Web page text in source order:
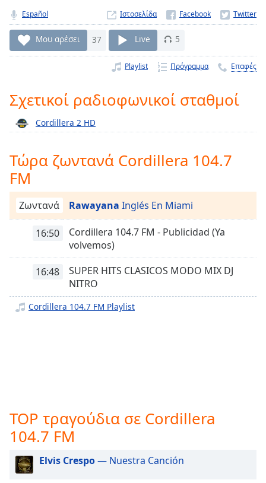
currently
behind
liveLIVE
Remaining
Time-
Playback
Chapters
Descriptions
descriptions
off,
selected
subtitles
opens
Track
Picture-
Picture
Fullscreen
Español Ιστοσελίδα
Μου αρέσει 37 Live 5
Playlist Πρόγραμμα Επαφές
Σχετικοί ραδιοφωνικοί σταθμοί
Cordillera 2 HD
Τώρα ζωντανά Cordillera 104.7
FM
Ζωντανά Rawayana Inglés En Miami
16:50
Cordillera 104.7 FM - Publicidad (Ya
volvemos)
16:48
SUPER HITS CLASICOS MODO MIX DJ
NITRO
Cordillera 104.7 FM Playlist
TOP τραγούδια σε Cordillera
104.7 FM
Elvis Crespo— Nuestra Canción